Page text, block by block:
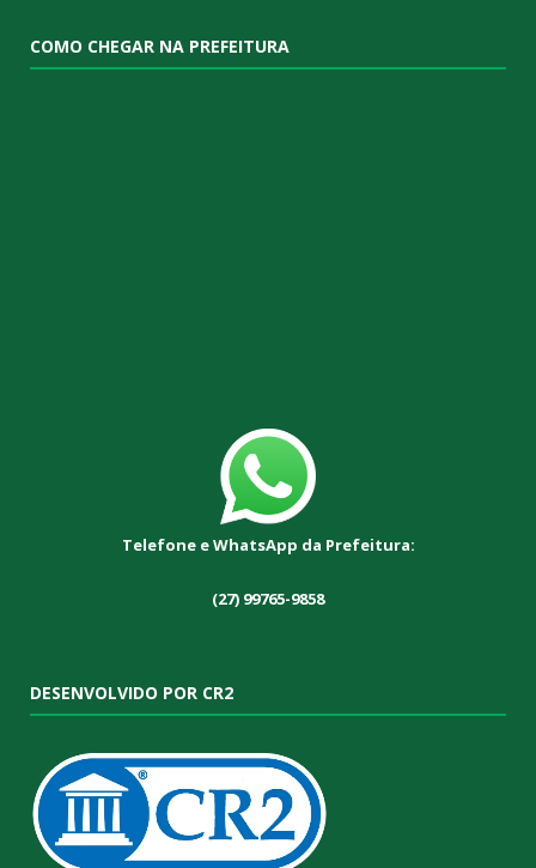
COMO CHEGAR NA PREFEITURA
Telefone e WhatsApp da Prefeitura:
(27) 99765-9858
DESENVOLVIDO POR CR2